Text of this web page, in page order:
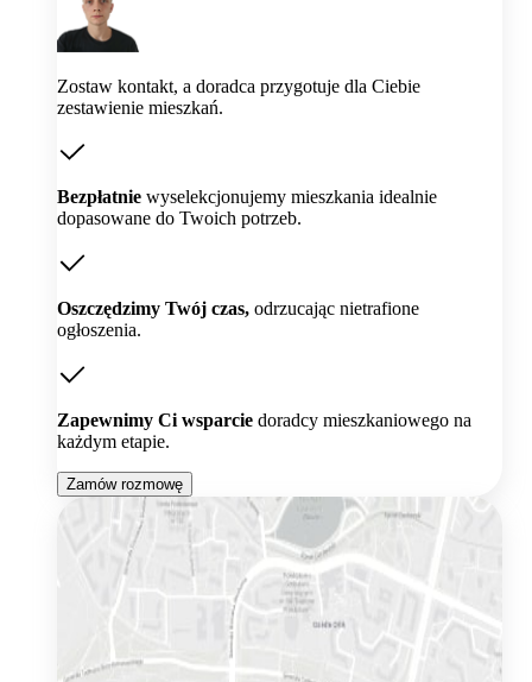
Zostaw kontakt, a doradca przygotuje dla Ciebie
zestawienie mieszkań.
Bezpłatnie wyselekcjonujemy mieszkania idealnie
dopasowane do Twoich potrzeb.
Oszczędzimy Twój czas, odrzucając nietrafione
ogłoszenia.
Zapewnimy Ci wsparcie doradcy mieszkaniowego na
każdym etapie.
Zamów rozmowę